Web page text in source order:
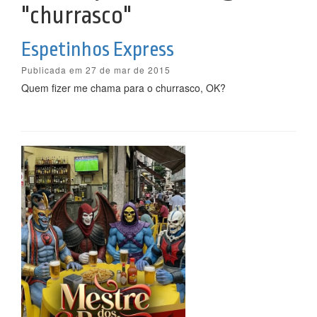
"churrasco"
Espetinhos Express
Publicada em 27 de mar de 2015
Quem fizer me chama para o churrasco, OK?